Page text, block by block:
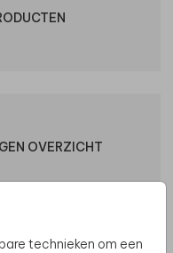
technieken om een
OVERZICHT